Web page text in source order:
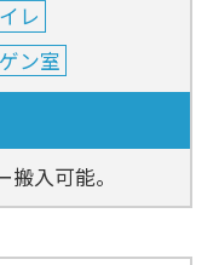
レ
ン室
入可能。